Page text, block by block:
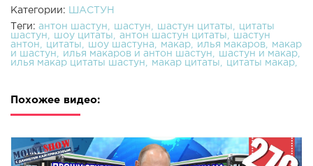
Категории:
ШАСТУН
Теги: антон шастун шастун шастун цитаты
цитаты
шастун
шоу цитаты антон шастун цитаты
шастун
антон
цитаты шоу шастуна макар илья макаров
макар
и шастун
илья макаров и антон шастун
шастун и макар
илья макар цитаты шастун
макар цитаты цитаты макар
Похожее видео: